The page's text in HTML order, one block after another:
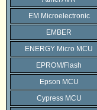
EM Microelectronic
EMBER
ENERGY Micro MCU
EPROM/Flash
Epson MCU
Cypress MCU